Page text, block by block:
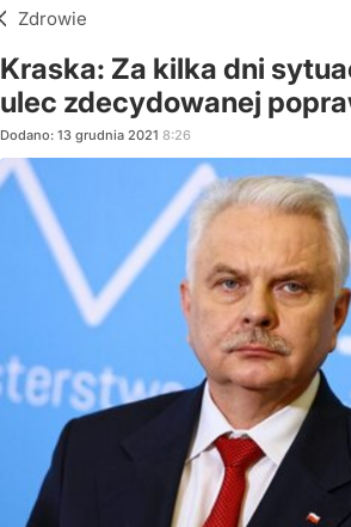
Zdrowie
Kraska: Za kilka dni
ulec zdecydowanej
Dodano: 13 grudnia 2021 8:26